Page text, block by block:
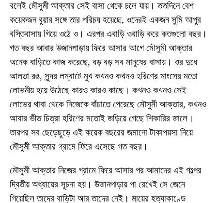
বলেই মৌসুমী আক্তার সেই বাসা ‍থেকে চলে যায়। ততদিনে বেশ
কয়েকজন বুয়ার সঙ্গে তার পরিচয় হয়েছে, ওদেরই একজন সুমি আপুর
বস্তিবাসায় গিয়ে ওঠে ও। এরপর এবাড়ি ওবাড়ি করে কতগুলো বছর।
গত বছর আবার উজানপাড়ায় ফিরে আসার আগে মৌসুমী আক্তার
অনেক বাড়িতে কাজ করেছে, বড় বড় সব মানুষের বাসায়। ওর দুধে
আলতা রঙ, সুন্দর লম্বাটে মুখ কখনও কখনও হরিণের মাংসের মতো
লোভনীয় হয়ে উঠেছে কারও কারও কাছে। কখনও কখনও সেই
লোভের থাবা থেকে নিজেকে বাঁচাতে পেরেছে মৌসুমী আক্তার, কখনও
আবার ভীত চিত্রা হরিণের মতোই জড়িয়ে গেছে শিকারির জালে।
তারপর সব ছেড়েছুড়ে এই কয়েক বছরের জমানো টাকাপয়সা নিয়ে
মৌসুমী আক্তার গ্রামে ফিরে এসেছে গত বছর।
মৌসুমী আক্তার নিজের গ্রামে ফিরে আসার পর আমাদের এই গল্পের
দ্বিতীয় অধ্যায়ের সূচনা হয়। উজানপাড়ায় পা রেখেই সে জেনে
গিয়েছিল তাদের বাড়িটা আর তাদের নেই। মায়ের হত্যাকাণ্ডে